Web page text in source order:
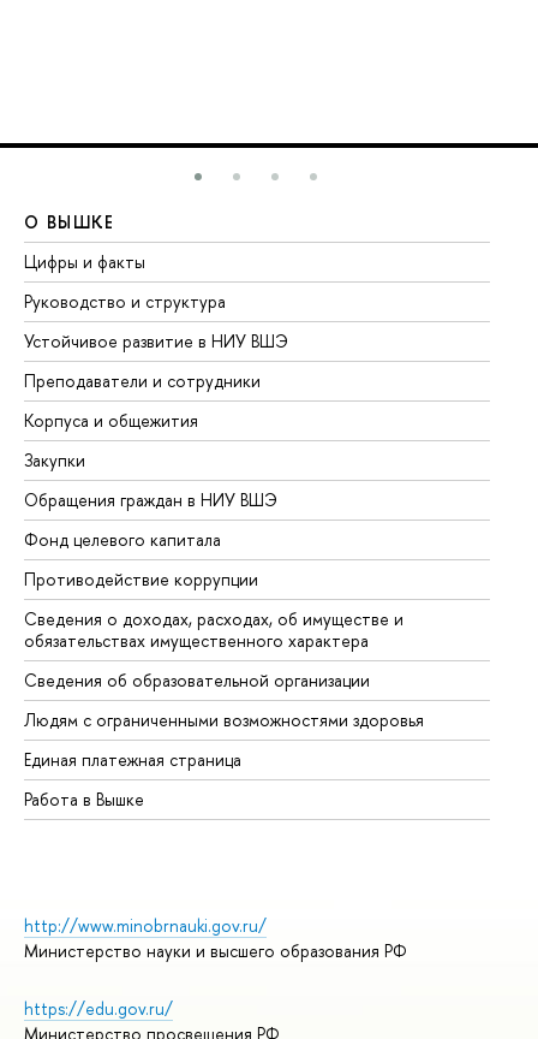
О ВЫШКЕ
Цифры и факты
Руководство и структура
Устойчивое развитие в НИУ ВШЭ
Преподаватели и сотрудники
Корпуса и общежития
Закупки
Обращения граждан в НИУ ВШЭ
Фонд целевого капитала
Противодействие коррупции
Сведения о доходах, расходах, об имуществе и
обязательствах имущественного характера
Сведения об образовательной организации
Людям с ограниченными возможностями здоровья
Единая платежная страница
Работа в Вышке
http://www.minobrnauki.gov.ru/
Министерство науки и высшего образования РФ
https://edu.gov.ru/
Министерство просвещения РФ